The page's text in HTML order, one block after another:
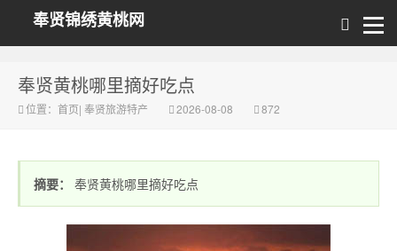
奉贤锦绣黄桃网
奉贤黄桃哪里摘好吃点
位置： 首页| 奉贤旅游特产 2026-08-08 872
摘要： 奉贤黄桃哪里摘好吃点